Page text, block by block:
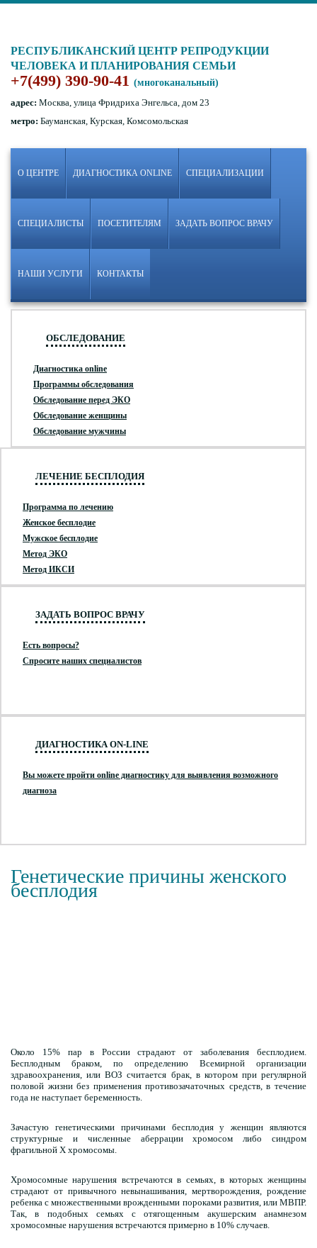
РЕСПУБЛИКАНСКИЙ ЦЕНТР РЕПРОДУКЦИИ
ЧЕЛОВЕКА И ПЛАНИРОВАНИЯ СЕМЬИ
+7(499) 390-90-41 (многоканальный)
адрес: Москва, улица Фридриха Энгельса, дом 23
метро: Бауманская, Курская, Комсомольская
О ЦЕНТРЕ ДИАГНОСТИКА ONLINE СПЕЦИАЛИЗАЦИИ
СПЕЦИАЛИСТЫ ПОСЕТИТЕЛЯМ ЗАДАТЬ ВОПРОС ВРАЧУ
НАШИ УСЛУГИ КОНТАКТЫ
ОБСЛЕДОВАНИЕ
Диагностика online
Программы обследования
Обследование перед ЭКО
Обследование женщины
Обследование мужчины
ЛЕЧЕНИЕ БЕСПЛОДИЯ
Программа по лечению
Женское бесплодие
Мужское бесплодие
Метод ЭКО
Метод ИКСИ
ЗАДАТЬ ВОПРОС ВРАЧУ
Есть вопросы?
Спросите наших специалистов
ДИАГНОСТИКА ON-LINE
Вы можете пройти online диагностику для выявления возможного
диагноза
Генетические причины женского
бесплодия
Около 15% пар в России страдают от заболевания бесплодием.
Бесплодным браком, по определению Всемирной организации
здравоохранения, или ВОЗ считается брак, в котором при регулярной
половой жизни без применения противозачаточных средств, в течение
года не наступает беременность.
Зачастую генетическими причинами бесплодия у женщин являются
структурные и численные аберрации хромосом либо синдром
фрагильной X хромосомы.
Хромосомные нарушения встречаются в семьях, в которых женщины
страдают от привычного невынашивания, мертворождения, рождение
ребенка с множественными врожденными пороками развития, или МВПР.
Так, в подобных семьях с отягощенным акушерским анамнезом
хромосомные нарушения встречаются примерно в 10% случаев.